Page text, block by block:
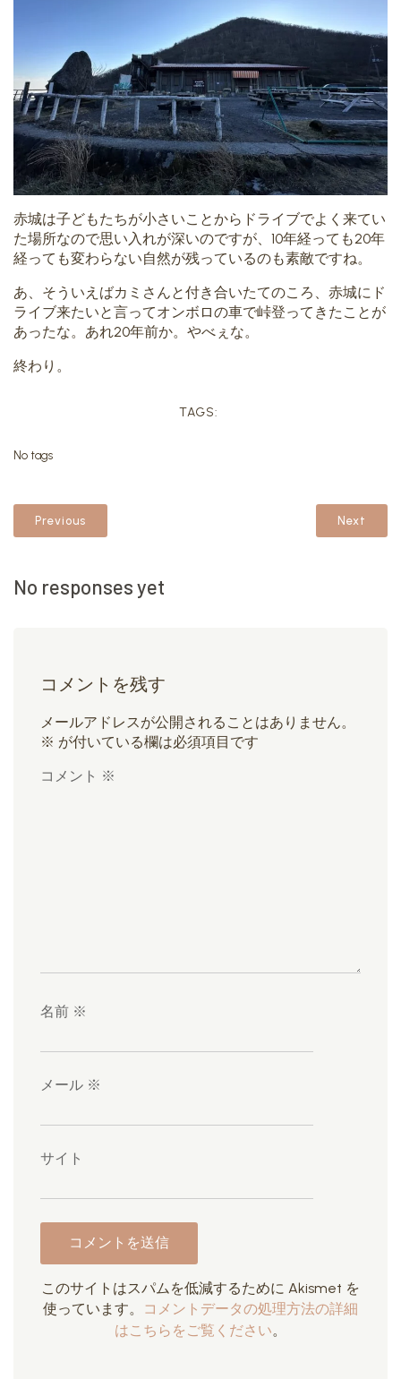
赤城は子どもたちが小さいことからドライブでよく来てい
た場所なので思い入れが深いのですが、10年経っても20年
経っても変わらない自然が残っているのも素敵ですね。
あ、そういえばカミさんと付き合いたてのころ、赤城にド
ライブ来たいと言ってオンボロの車で峠登ってきたことが
あったな。あれ20年前か。やべぇな。
終わり。
TAGS:
No tags
Previous Next
No responses yet
コメントを残す
メールアドレスが公開されることはありません。
※ が付いている欄は必須項目です
コメント ※
名前 ※
メール ※
サイト
このサイトはスパムを低減するために Akismet を
使っています。
コメントデータの処理方法の詳細
はこちらをご覧ください。